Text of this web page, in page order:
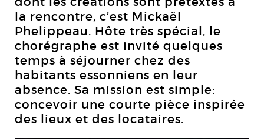
la rencontre, c’est Mickaël
Phelippeau. Hôte très spécial, le
chorégraphe est invité quelques
temps à séjourner chez des
habitants essonniens en leur
absence. Sa mission est simple:
concevoir une courte pièce inspirée
des lieux et des locataires.